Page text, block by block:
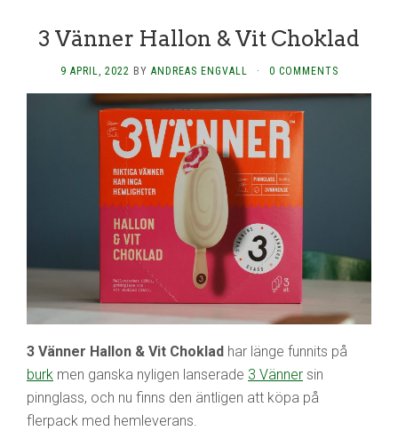
3 Vänner Hallon & Vit Choklad
9 APRIL, 2022 BY ANDREAS ENGVALL · 0 COMMENTS
3 Vänner Hallon & Vit Choklad har länge funnits på
burk men ganska nyligen lanserade 3 Vänner sin
pinnglass, och nu finns den äntligen att köpa på
flerpack med hemleverans.